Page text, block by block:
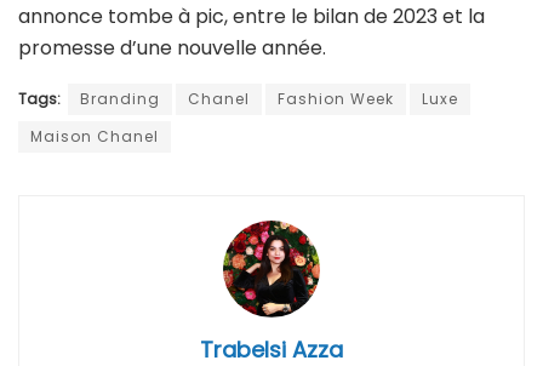
annonce tombe à pic, entre le bilan de 2023 et la
promesse d’une nouvelle année.
Tags: Branding Chanel Fashion Week
Luxe
Maison Chanel
Trabelsi Azza